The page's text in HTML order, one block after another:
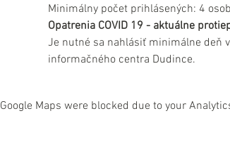
Minimálny počet prihlásených: 4
Opatrenia COVID 19 - aktuálne
Je nutné sa nahlásiť minimálne deň
informačného centra Dudince.
Google Maps were blocked due to your